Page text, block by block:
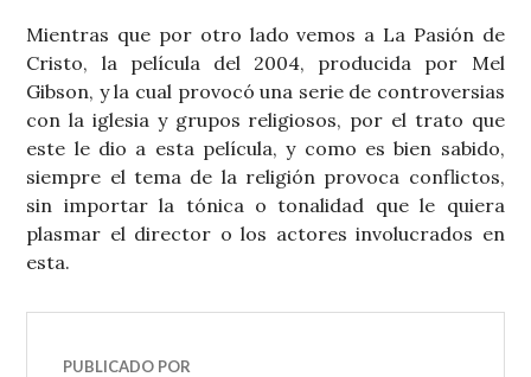
Mientras que por otro lado vemos a La Pasión de
Cristo, la película del 2004, producida por Mel
Gibson, y la cual provocó una serie de controversias
con la iglesia y grupos religiosos, por el trato que
este le dio a esta película, y como es bien sabido,
siempre el tema de la religión provoca conflictos,
sin importar la tónica o tonalidad que le quiera
plasmar el director o los actores involucrados en
esta.
PUBLICADO POR